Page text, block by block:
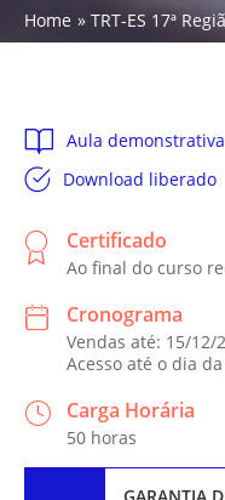
Home TRT-ES 17ª
Aula
Download liberado
Certificado
Ao final do curso
Cronograma
Vendas até: 15/12/
Acesso até o dia
Carga Horária
50 horas